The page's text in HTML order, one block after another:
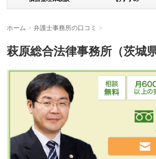
ホーム > 弁護士事務所の口コミ >
萩原総合法律事務所（茨城